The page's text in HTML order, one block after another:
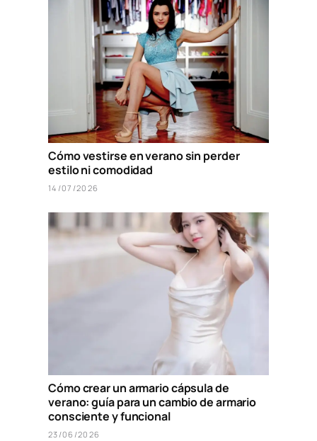
Cómo vestirse en verano sin perder
estilo ni comodidad
14/07/2026
Cómo crear un armario cápsula de
verano: guía para un cambio de armario
consciente y funcional
23/06/2026